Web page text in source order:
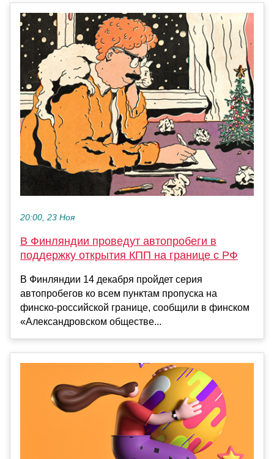
20:00, 23 Ноя
В Финляндии проведут автопробеги в
поддержку открытия КПП на границе с РФ
В Финляндии 14 декабря пройдет серия
автопробегов ко всем пунктам пропуска на
финско-российской границе, сообщили в финском
«Александровском обществе...